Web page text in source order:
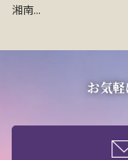
湘南...
お気